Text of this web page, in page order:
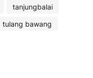
tanjungbalai
tulang bawang